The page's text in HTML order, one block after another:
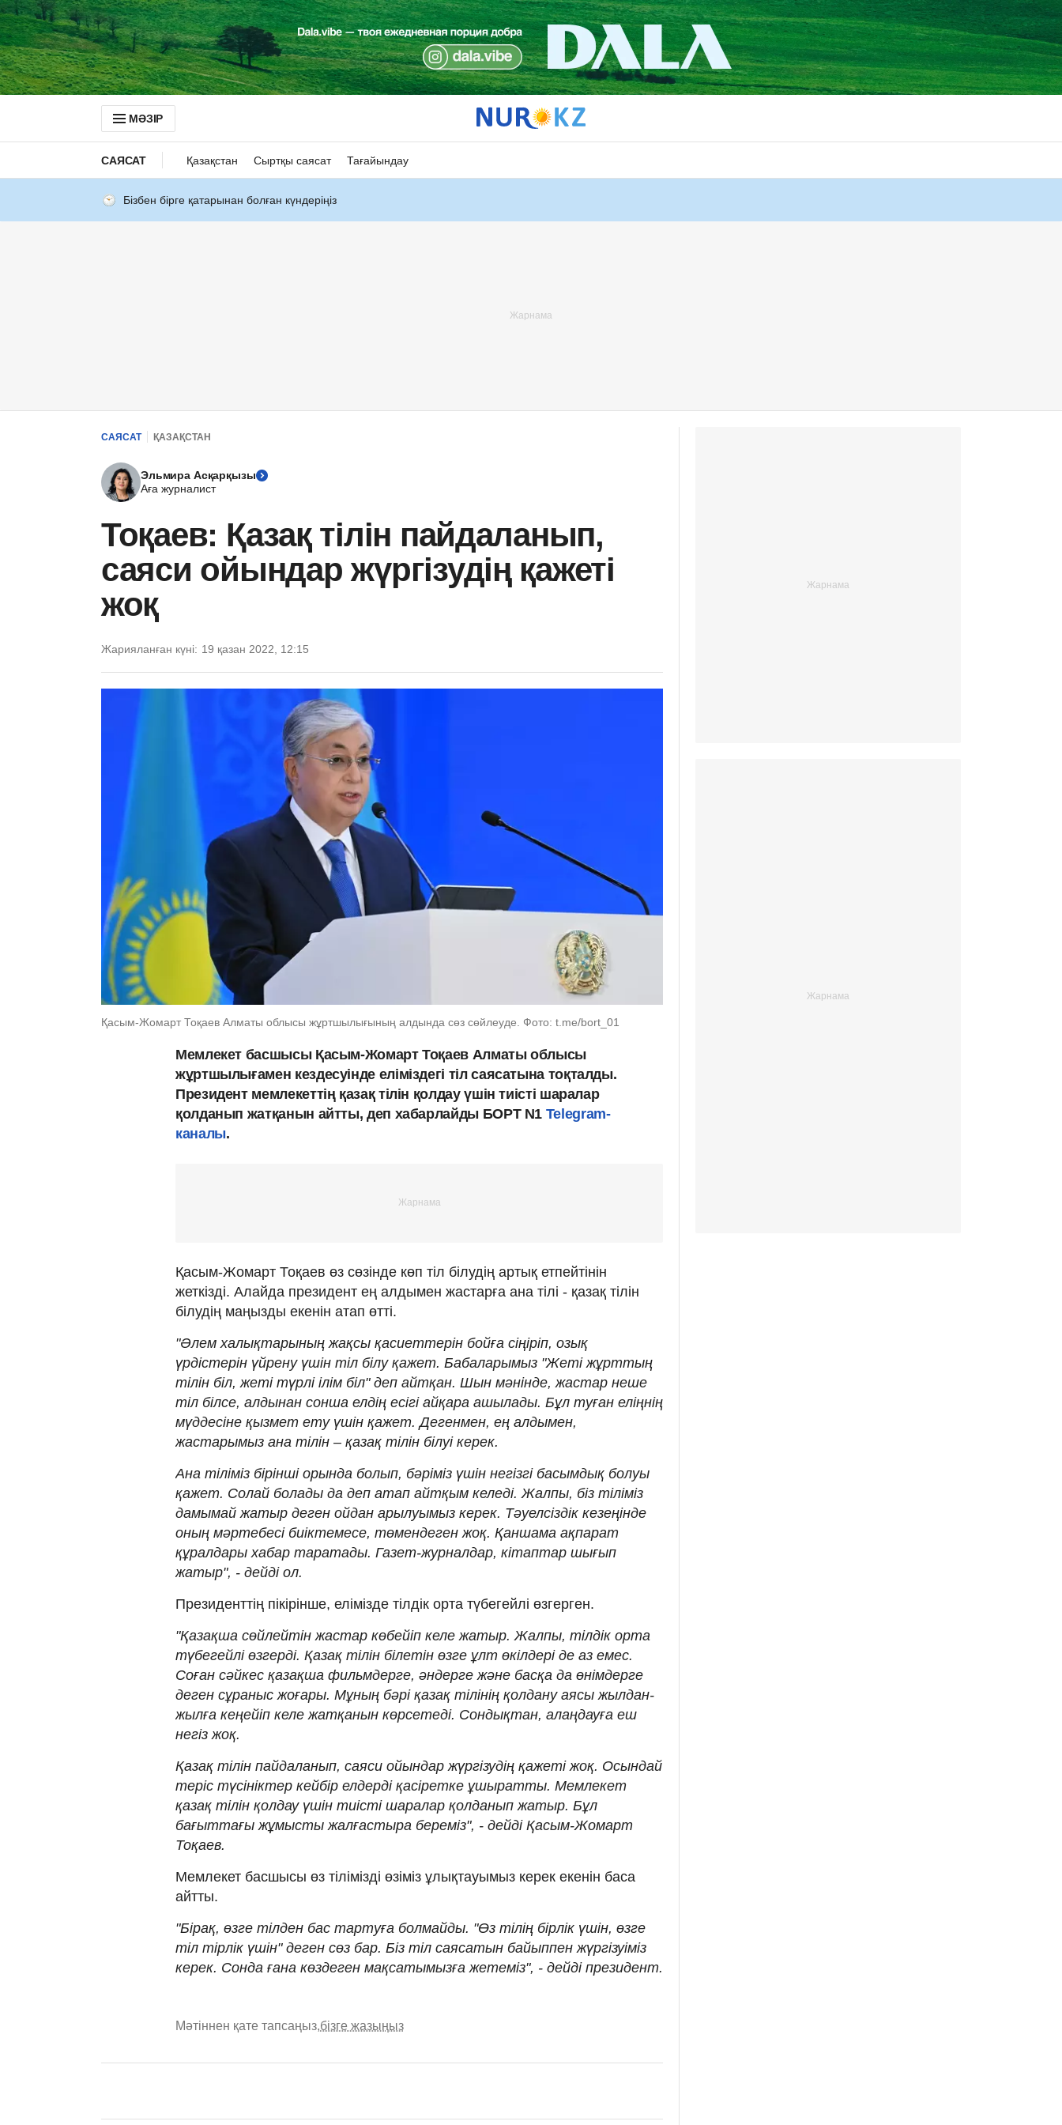
МӘЗІР
САЯСАТ Қазақстан Сыртқы саясат Тағайындау
Бізбен бірге қатарынан болған күндеріңіз
САЯСАТ ҚАЗАҚСТАН
Эльмира Асқарқызы
Аға журналист
Тоқаев: Қазақ тілін пайдаланып,
саяси ойындар жүргізудің қажеті
жоқ
Жарияланған күні: 19 қазан 2022, 12:15
Қасым-Жомарт Тоқаев Алматы облысы жұртшылығының алдында сөз сөйлеуде. Фото: t.me/bort_01
Мемлекет басшысы Қасым-Жомарт Тоқаев Алматы облысы
жұртшылығамен кездесуінде еліміздегі тіл саясатына тоқталды.
Президент мемлекеттің қазақ тілін қолдау үшін тиісті шаралар
қолданып жатқанын айтты, деп хабарлайды БОРТ N1 Telegram-
каналы.
Қасым-Жомарт Тоқаев өз сөзінде көп тіл білудің артық етпейтінін
жеткізді. Алайда президент ең алдымен жастарға ана тілі - қазақ тілін
білудің маңызды екенін атап өтті.
"Әлем халықтарының жақсы қасиеттерін бойға сіңіріп, озық
үрдістерін үйрену үшін тіл білу қажет. Бабаларымыз "Жеті жұрттың
тілін біл, жеті түрлі ілім біл" деп айтқан. Шын мәнінде, жастар неше
тіл білсе, алдынан сонша елдің есігі айқара ашылады. Бұл туған еліңнің
мүддесіне қызмет ету үшін қажет. Дегенмен, ең алдымен,
жастарымыз ана тілін – қазақ тілін білуі керек.
Ана тіліміз бірінші орында болып, бәріміз үшін негізгі басымдық болуы
қажет. Солай болады да деп атап айтқым келеді. Жалпы, біз тіліміз
дамымай жатыр деген ойдан арылуымыз керек. Тәуелсіздік кезеңінде
оның мәртебесі биіктемесе, төмендеген жоқ. Қаншама ақпарат
құралдары хабар таратады. Газет-журналдар, кітаптар шығып
жатыр", - дейді ол.
Президенттің пікірінше, елімізде тілдік орта түбегейлі өзгерген.
"Қазақша сөйлейтін жастар көбейіп келе жатыр. Жалпы, тілдік орта
түбегейлі өзгерді. Қазақ тілін білетін өзге ұлт өкілдері де аз емес.
Соған сәйкес қазақша фильмдерге, әндерге және басқа да өнімдерге
деген сұраныс жоғары. Мұның бәрі қазақ тілінің қолдану аясы жылдан-
жылға кеңейіп келе жатқанын көрсетеді. Сондықтан, алаңдауға еш
негіз жоқ.
Қазақ тілін пайдаланып, саяси ойындар жүргізудің қажеті жоқ. Осындай
теріс түсініктер кейбір елдерді қасіретке ұшыратты. Мемлекет
қазақ тілін қолдау үшін тиісті шаралар қолданып жатыр. Бұл
бағыттағы жұмысты жалғастыра береміз", - дейді Қасым-Жомарт
Тоқаев.
Мемлекет басшысы өз тілімізді өзіміз ұлықтауымыз керек екенін баса
айтты.
"Бірақ, өзге тілден бас тартуға болмайды. "Өз тілің бірлік үшін, өзге
тіл тірлік үшін" деген сөз бар. Біз тіл саясатын байыппен жүргізуіміз
керек. Сонда ғана көздеген мақсатымызға жетеміз", - дейді президент.
Мәтіннен қате тапсаңыз,бізге жазыңыз